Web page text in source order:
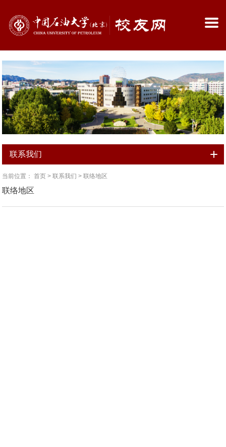
联系我们
当前位置：首页 >联系我们 >联络地区
联络地区